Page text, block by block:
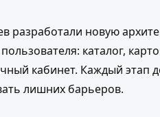
разработали новую
каталог,
кабинет. Каждый этап
лишних барьеров.